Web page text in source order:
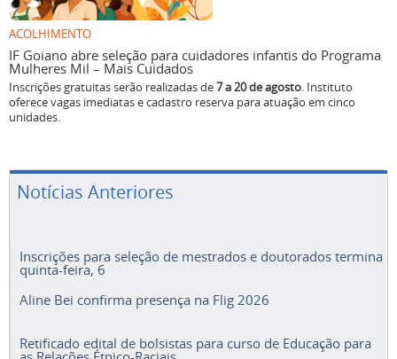
ACOLHIMENTO
IF Goiano abre seleção para cuidadores infantis do Programa
Mulheres Mil – Mais Cuidados
Inscrições gratuitas serão realizadas de7 a 20 de agosto. Instituto
oferece vagas imediatas e cadastro reserva para atuação em cinco
unidades.
Notícias Anteriores
Inscrições para seleção de mestrados e doutorados termina
quinta-feira, 6
Aline Bei confirma presença na Flig 2026
Retificado edital de bolsistas para curso de Educação para